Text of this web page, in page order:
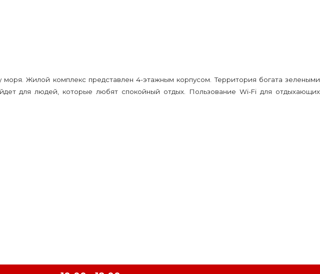
Жилой комплекс представлен 4-этажным корпусом. Территория богата зелеными
для людей, которые любят спокойный отдых. Пользование Wi-Fi для отдыхающих